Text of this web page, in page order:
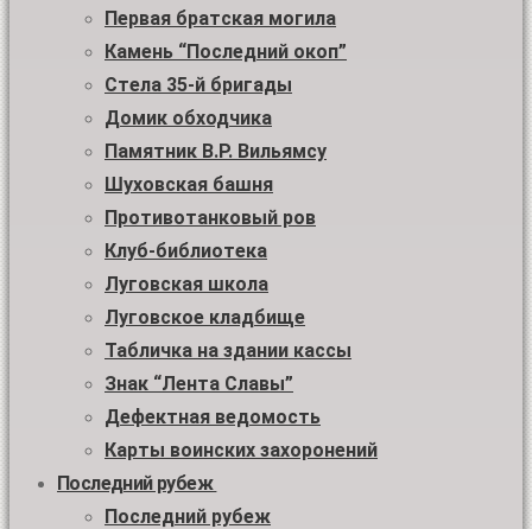
Первая братская могила
Камень “Последний окоп”
Стела 35-й бригады
Домик обходчика
Памятник В.Р. Вильямсу
Шуховская башня
Противотанковый ров
Клуб-библиотека
Луговская школа
Луговское кладбище
Табличка на здании кассы
Знак “Лента Славы”
Дефектная ведомость
Карты воинских захоронений
Последний рубеж
Последний рубеж